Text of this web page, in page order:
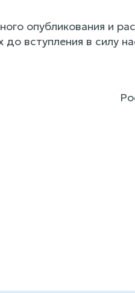
опубликования и
вступления в силу